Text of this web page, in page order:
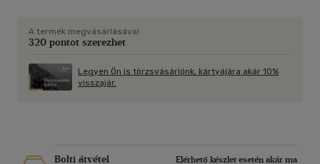
A termék megvásárlásával
320 pontot szerezhet
Legyen Ön is törzsvásárlónk, kártyájára akár 10%
visszajár.
Bolti átvétel
Elérhető készlet esetén akár ma